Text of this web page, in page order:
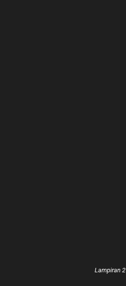
Lampiran 2